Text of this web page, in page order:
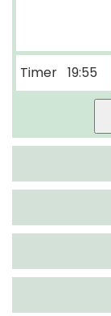
Timer 19:55